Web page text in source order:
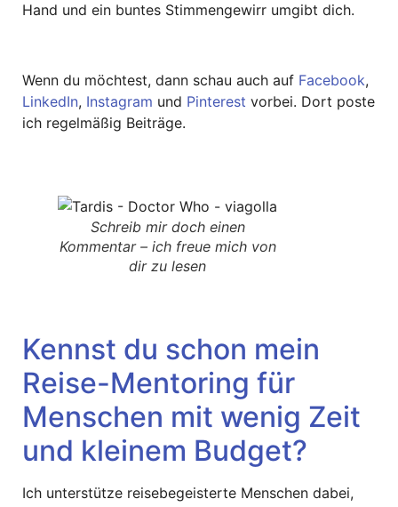
Hand und ein buntes Stimmengewirr umgibt dich.
Wenn du möchtest, dann schau auch auf Facebook,
LinkedIn, Instagram und Pinterest vorbei. Dort poste
ich regelmäßig Beiträge.
Schreib mir doch einen
Kommentar – ich freue mich von
dir zu lesen
Kennst du schon mein
Reise-Mentoring für
Menschen mit wenig Zeit
und kleinem Budget?
Ich unterstütze reisebegeisterte Menschen dabei,